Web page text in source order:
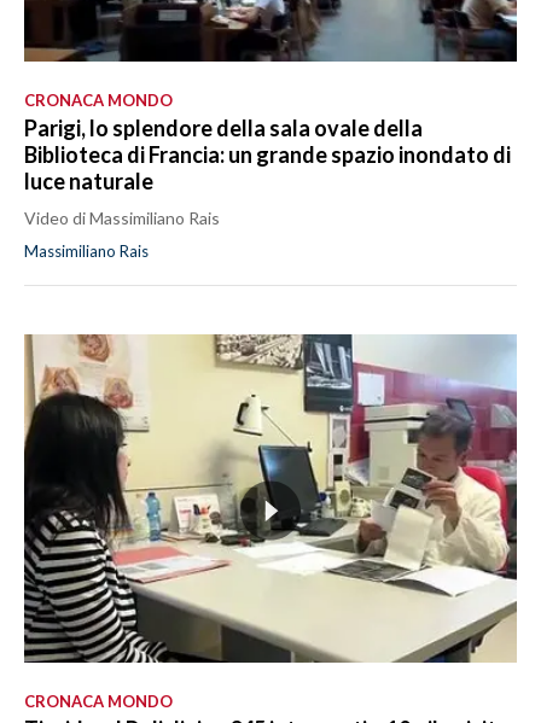
CRONACA MONDO
Parigi, lo splendore della sala ovale della
Biblioteca di Francia: un grande spazio inondato di
luce naturale
Video di Massimiliano Rais
Massimiliano Rais
CRONACA MONDO